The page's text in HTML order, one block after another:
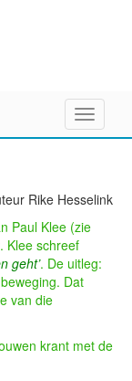
Toggle
Rike Hesselink
Paul Klee (zie
. Klee schreef
geht’. De uitleg:
Dat
van die
krant met de